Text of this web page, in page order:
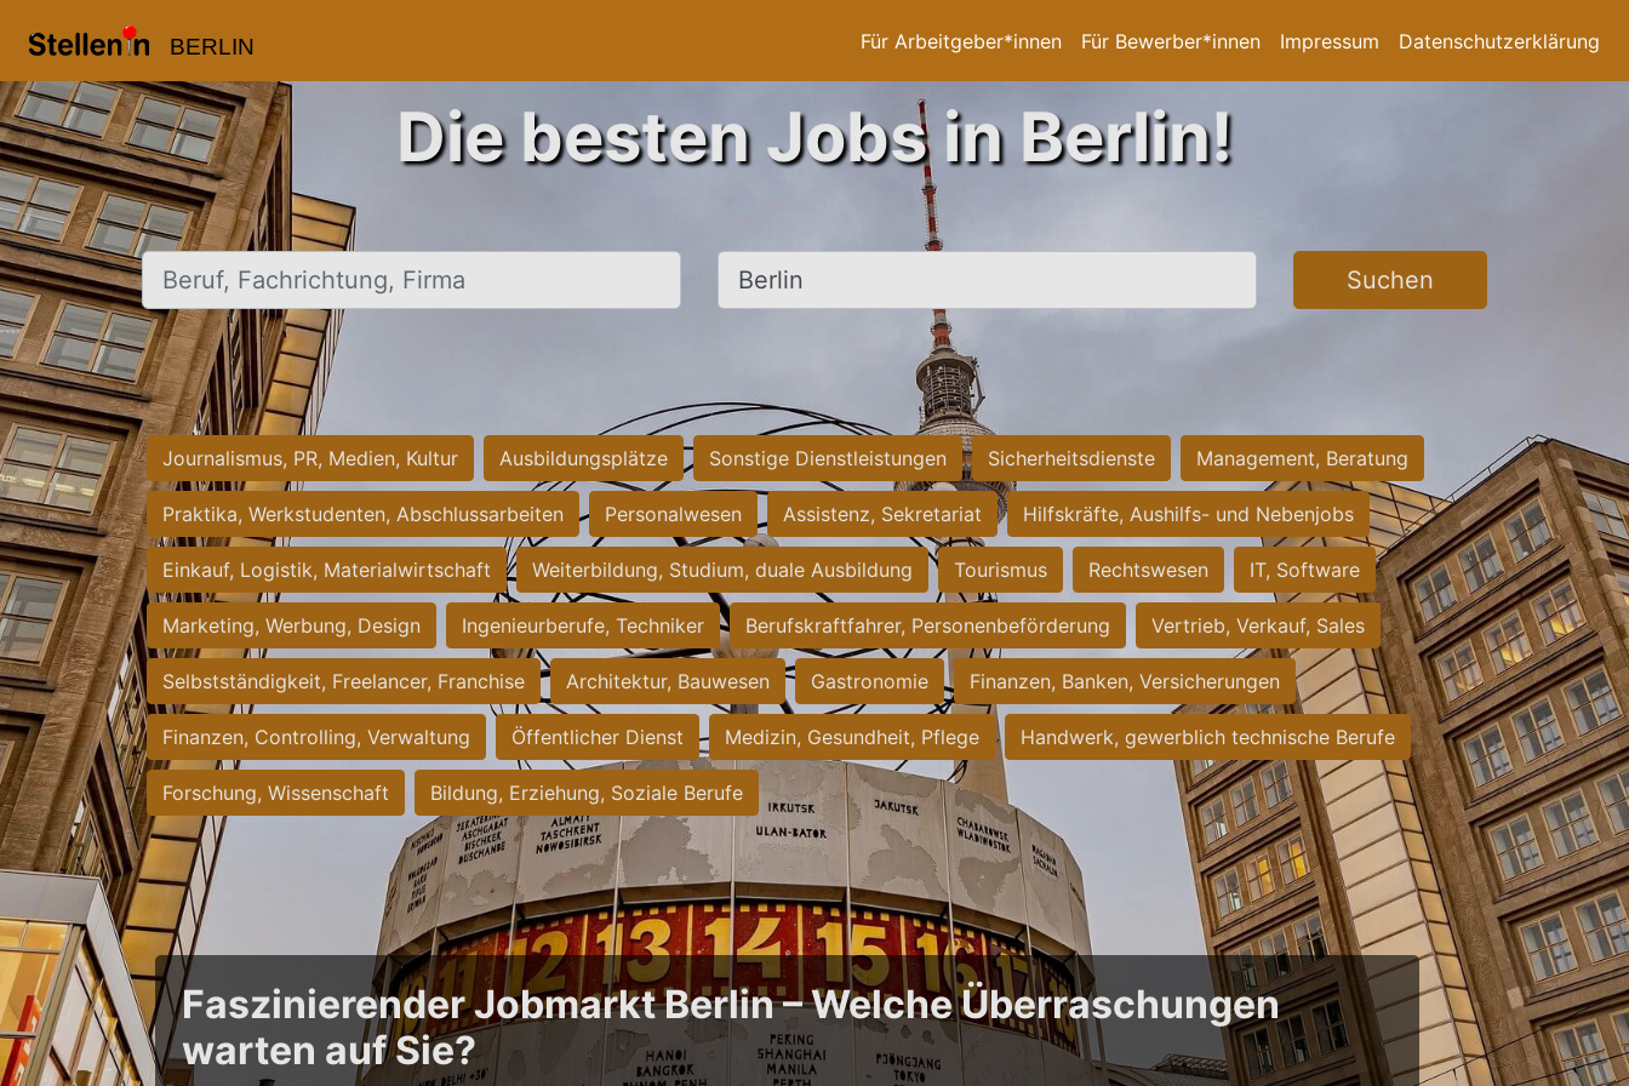
BERLIN Für Arbeitgeber*innen Für Bewerber*innen Impressum Datenschutzerklärung
Die besten Jobs in Berlin!
Beruf, Fachrichtung, Firma Ort, Stadt Suchen
Journalismus, PR, Medien, Kultur Ausbildungsplätze Sonstige Dienstleistungen Sicherheitsdienste Management, Beratung
Praktika, Werkstudenten, Abschlussarbeiten Personalwesen Assistenz, Sekretariat Hilfskräfte, Aushilfs- und Nebenjobs
Einkauf, Logistik, Materialwirtschaft Weiterbildung, Studium, duale Ausbildung Tourismus Rechtswesen IT, Software
Marketing, Werbung, Design Ingenieurberufe, Techniker Berufskraftfahrer, Personenbeförderung Vertrieb, Verkauf, Sales
Selbstständigkeit, Freelancer, Franchise Architektur, Bauwesen Gastronomie Finanzen, Banken, Versicherungen
Finanzen, Controlling, Verwaltung Öffentlicher Dienst Medizin, Gesundheit, Pflege Handwerk, gewerblich technische Berufe
Forschung, Wissenschaft Bildung, Erziehung, Soziale Berufe
Faszinierender Jobmarkt Berlin – Welche Überraschungen
warten auf Sie?